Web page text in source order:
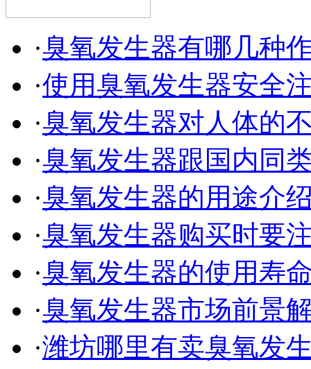
·臭氧发生器有哪几种
·使用臭氧发生器安全
·臭氧发生器对人体的
·臭氧发生器跟国内同
·臭氧发生器的用途介
·臭氧发生器购买时要
·臭氧发生器的使用寿
·臭氧发生器市场前景
·潍坊哪里有卖臭氧发